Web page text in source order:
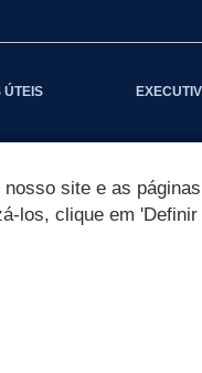
ÚTEIS
site e as
los, clique em